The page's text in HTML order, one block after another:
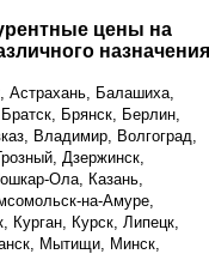
цены на
Балашиха,
Брянск, Берлин,
Владимир, Волгоград,
Дзержинск,
Ола, Казань,
на-Амуре,
Курган, Курск, Липецк,
Мытищи, Минск,